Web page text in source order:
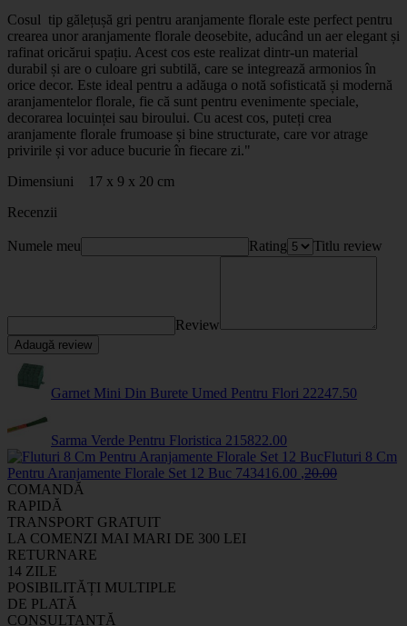
Cosul tip gălețușă gri pentru aranjamente florale este perfect pentru
crearea unor aranjamente florale deosebite, aducând un aer elegant și
rafinat oricărui spațiu. Acest cos este realizat dintr-un material
durabil și are o culoare gri subtilă, care se integrează armonios în
orice decor. Este ideal pentru a adăuga o notă sofisticată și modernă
aranjamentelor florale, fie că sunt pentru evenimente speciale,
decorarea locuinței sau biroului. Cu acest cos, puteți crea
aranjamente florale frumoase și bine structurate, care vor atrage
privirile și vor aduce bucurie în fiecare zi."
Dimensiuni 17 x 9 x 20 cm
Recenzii
Numele meu Rating Titlu review
Review
Adaugă review
Garnet Mini Din Burete Umed Pentru Flori 22247.50
Sarma Verde Pentru Floristica 215822.00
Fluturi 8 Cm
Pentru Aranjamente Florale Set 12 Buc 743416.00 ,20.00
COMANDĂ
RAPIDĂ
TRANSPORT GRATUIT
LA COMENZI MAI MARI DE 300 LEI
RETURNARE
14 ZILE
POSIBILITĂȚI MULTIPLE
DE PLATĂ
CONSULTANȚĂ